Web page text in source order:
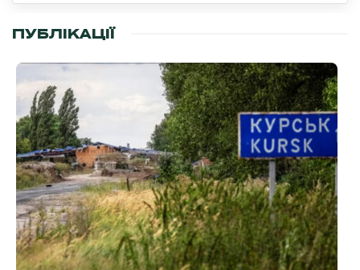
ПУБЛІКАЦІЇ